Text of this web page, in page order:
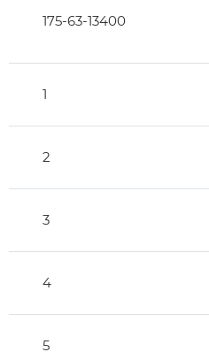
175-63-13400
1
2
3
4
5